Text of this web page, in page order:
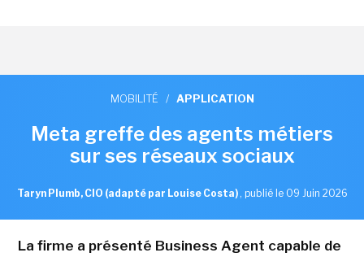
MOBILITÉ / APPLICATION
Meta greffe des agents métiers
sur ses réseaux sociaux
Taryn Plumb, CIO (adapté par Louise Costa) , publié le 09 Juin 2026
La firme a présenté Business Agent capable de